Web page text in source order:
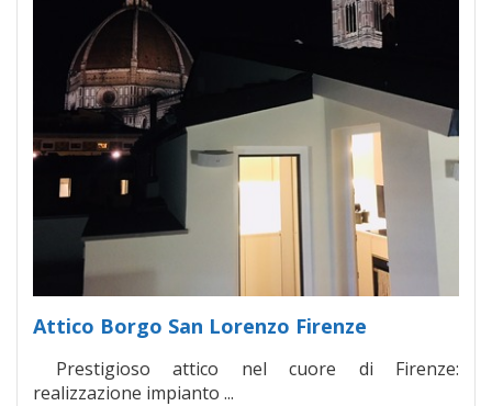
Attico Borgo San Lorenzo Firenze
Prestigioso attico nel cuore di Firenze:
realizzazione impianto ...